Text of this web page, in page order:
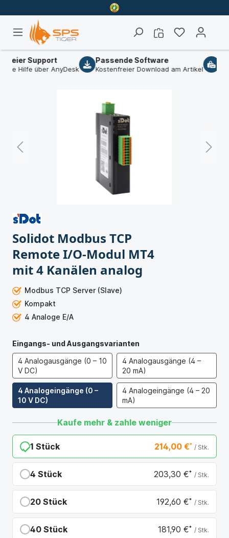
Support
Hilfe über AnyDesk
Passende Software
Kostenfreier Download am Artikel Wir
Solidot Modbus TCP
Remote I/O-Modul MT4
mit 4 Kanälen analog
Modbus TCP Server (Slave)
Kompakt
4 Analoge E/A
Kaufe mehr & zahle weniger
1 Stück 214,00 €* / Stk.
4 Stück 203,30 €* / Stk.
20 Stück 192,60 €* / Stk.
40 Stück 181,90 €* / Stk.
Eingangs- und Ausgangsvarianten
4 Analogausgänge (0 – 10
V DC)
4 Analogausgänge (4 –
20 mA)
4 Analogeingänge (0 –
10 V DC)
4 Analogeingänge (4 – 20
mA)